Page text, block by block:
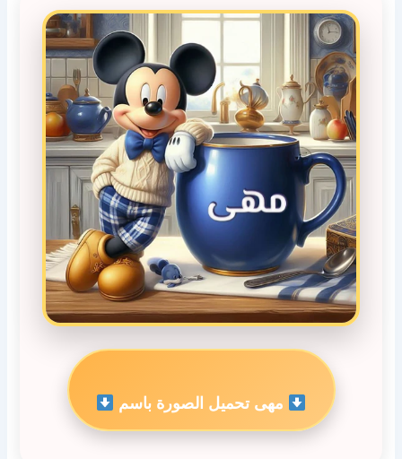
مهى تحميل الصورة باسم